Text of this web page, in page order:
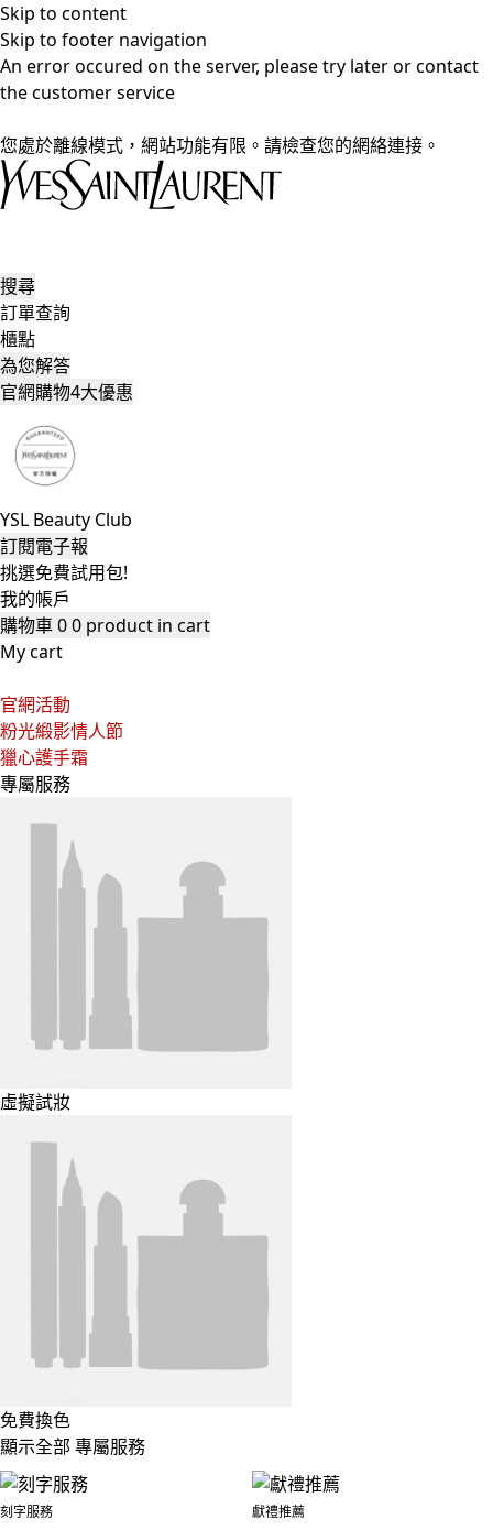
Skip to content
Skip to footer navigation
An error occured on the server, please try later or contact
the customer service
您處於離線模式，網站功能有限。請檢查您的網絡連接。
搜尋
訂單查詢
櫃點
為您解答
官網購物4大優惠
YSL Beauty Club
訂閱電子報
挑選免費試用包!
我的帳戶
購物車00 product in cart
My cart
官網活動
粉光緞影情人節
獵心護手霜
專屬服務
虛擬試妝
免費換色
顯示全部 專屬服務
刻字服務 獻禮推薦